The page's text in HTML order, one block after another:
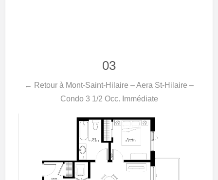
03
← Retour à Mont-Saint-Hilaire – Aera St-Hilaire –
Condo 3 1/2 Occ. Immédiate